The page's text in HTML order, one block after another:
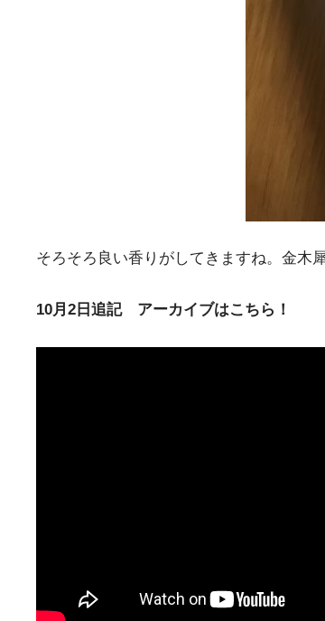
そろそろ良い香りがしてきますね。金木
10月2日追記 アーカイブはこちら！